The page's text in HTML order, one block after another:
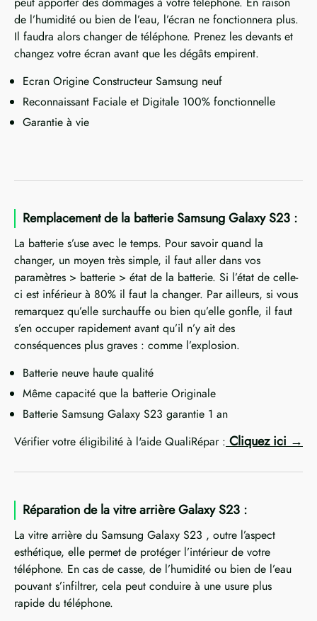
de l’humidité ou bien de l’eau, l’écran ne fonctionnera plus.
Il faudra alors changer de téléphone. Prenez les devants et
changez votre écran avant que les dégâts empirent.
Ecran Origine Constructeur Samsung neuf
Reconnaissant Faciale et Digitale 100% fonctionnelle
Garantie à vie
Remplacement de la batterie Samsung Galaxy S23 :
La batterie s’use avec le temps. Pour savoir quand la
changer, un moyen très simple, il faut aller dans vos
paramètres > batterie > état de la batterie. Si l’état de celle-
ci est inférieur à 80% il faut la changer. Par ailleurs, si vous
remarquez qu’elle surchauffe ou bien qu’elle gonfle, il faut
s’en occuper rapidement avant qu’il n’y ait des
conséquences plus graves : comme l’explosion.
Batterie neuve haute qualité
Même capacité que la batterie Originale
Batterie Samsung Galaxy S23 garantie 1 an
Vérifier votre éligibilité à l'aide QualiRépar : Cliquez ici
Réparation de la vitre arrière Galaxy S23 :
La vitre arrière du Samsung Galaxy S23 , outre l’aspect
esthétique, elle permet de protéger l’intérieur de votre
téléphone. En cas de casse, de l’humidité ou bien de l’eau
pouvant s’infiltrer, cela peut conduire à une usure plus
rapide du téléphone.